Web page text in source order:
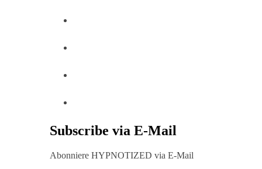
Subscribe via E-Mail
Abonniere HYPNOTIZED via E-Mail